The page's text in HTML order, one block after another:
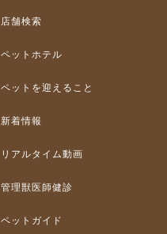
店舗検索
ペットホテル
ペットを迎えること
新着情報
リアルタイム動画
管理獣医師健診
ペットガイド